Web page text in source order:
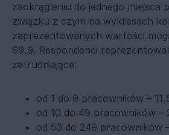
zaokrągleniu do jednego miejsca
związku z czym na wykresach
zaprezentowanych wartości
99,9. Respondenci
zatrudniające:
od 1 do 9 pracowników –
od 10 do 49 pracowników –
od 50 do 249 pracowników